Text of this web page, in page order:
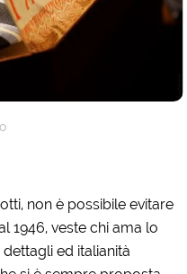
non è possibile evitare
1946, veste chi ama lo
ed italianità